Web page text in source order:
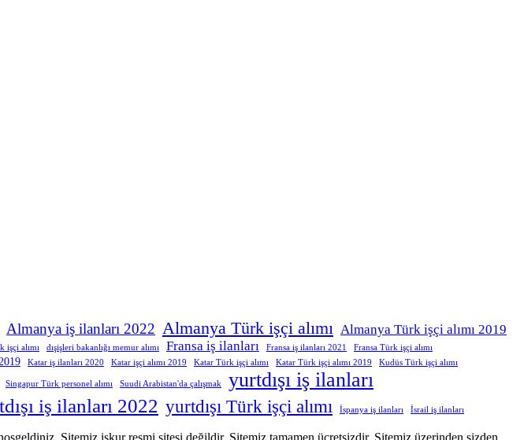
Almanya iş ilanları 2022 Almanya Türk işçi alımı Almanya Türk işçi alımı 2019
işçi alımı dışişleri bakanlığı memur alımı Fransa iş ilanları Fransa iş ilanları 2021 Fransa Türk işçi alımı
Katar iş ilanları 2020 Katar işçi alımı 2019 Katar Türk işçi alımı Katar Türk işçi alımı 2019 Kudüs Türk işçi alımı
Singapur Türk personel alımı Suudi Arabistan'da çalışmak yurtdışı iş ilanları
iş ilanları 2022 yurtdışı Türk işçi alımı İspanya iş ilanları İsrail iş ilanları